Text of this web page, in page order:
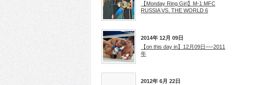
【Monday Ring Girl】M-1 MFC
RUSSIA VS. THE WORLD 6
2014年 12月 09日
【on this day in】12月09日──2011
年
2012年 6月 22日